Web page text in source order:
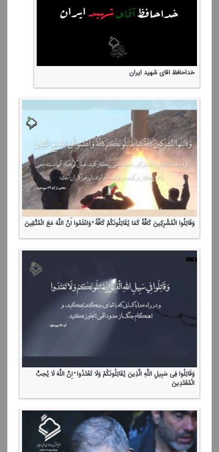
خداحافظ آقای شهید ایران
وَقَاتِلُوا الْمُشْرِكِینَ كَافَّةً كَمَا یُقَاتِلُونَكُمْ كَافَّةً ۚ وَاعْلَمُوا أَنَّ اللَّهَ مَعَ الْمُتَّقِینَ
وَقَاتِلُوا فِی سَبِیلِ اللَّهِ الَّذِینَ یُقَاتِلُونَكُمْ وَلَا تَعْتَدُوا ۚ إِنَّ اللَّهَ لَا یُحِبُّ
الْمُعْتَدِینَ